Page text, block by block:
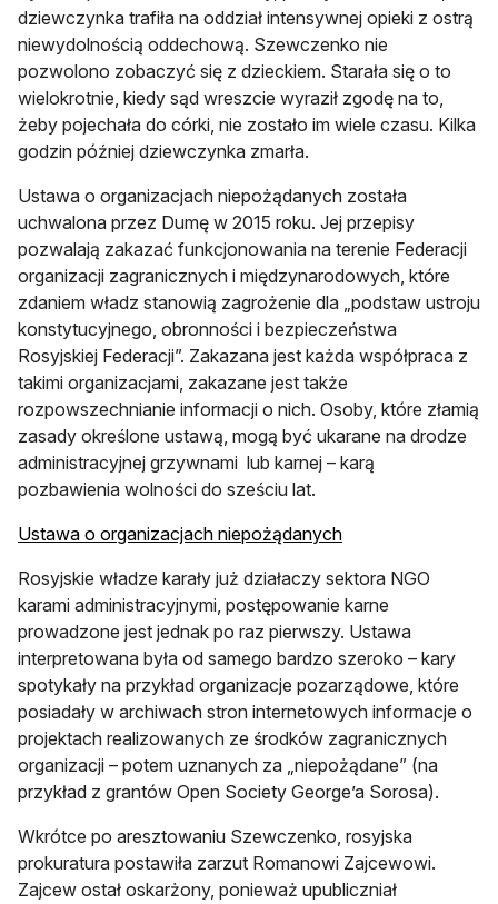
dziewczynka trafiła na oddział intensywnej opieki z ostrą
niewydolnością oddechową. Szewczenko nie
pozwolono zobaczyć się z dzieckiem. Starała się o to
wielokrotnie, kiedy sąd wreszcie wyraził zgodę na to,
żeby pojechała do córki, nie zostało im wiele czasu. Kilka
godzin później dziewczynka zmarła.
Ustawa o organizacjach niepożądanych została
uchwalona przez Dumę w 2015 roku. Jej przepisy
pozwalają zakazać funkcjonowania na terenie Federacji
organizacji zagranicznych i międzynarodowych, które
zdaniem władz stanowią zagrożenie dla „podstaw ustroju
konstytucyjnego, obronności i bezpieczeństwa
Rosyjskiej Federacji”. Zakazana jest każda współpraca z
takimi organizacjami, zakazane jest także
rozpowszechnianie informacji o nich. Osoby, które złamią
zasady określone ustawą, mogą być ukarane na drodze
administracyjnej grzywnami lub karnej – karą
pozbawienia wolności do sześciu lat.
Ustawa o organizacjach niepożądanych
Rosyjskie władze karały już działaczy sektora NGO
karami administracyjnymi, postępowanie karne
prowadzone jest jednak po raz pierwszy. Ustawa
interpretowana była od samego bardzo szeroko – kary
spotykały na przykład organizacje pozarządowe, które
posiadały w archiwach stron internetowych informacje o
projektach realizowanych ze środków zagranicznych
organizacji – potem uznanych za „niepożądane” (na
przykład z grantów Open Society George’a Sorosa).
Wkrótce po aresztowaniu Szewczenko, rosyjska
prokuratura postawiła zarzut Romanowi Zajcewowi.
Zajcew ostał oskarżony, ponieważ upubliczniał